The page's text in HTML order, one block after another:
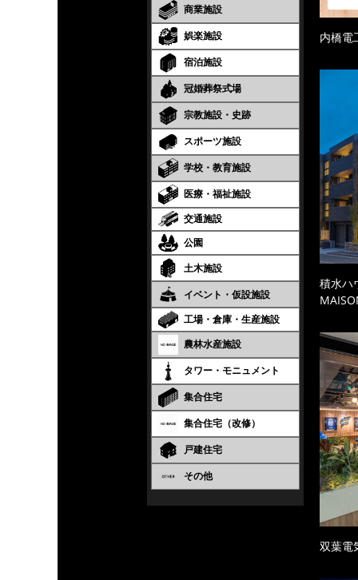
商業施設
娯楽施設
宿泊施設
冠婚葬祭式場
宗教施設・史跡
スポーツ施設
学校・教育施設
医療・福祉施設
交通施設
公園
土木施設
イベント・仮設施設
工場・倉庫・生産施設
農林水産施設
タワー・モニュメント
集合住宅
集合住宅（改修）
戸建住宅
その他
内橋電
積水
双葉電